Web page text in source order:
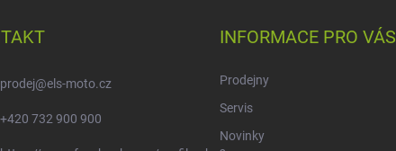
prodej@els-moto.cz
+420 732 900 900
INFORMACE PRO VÁS
Prodejny
Servis
Novinky